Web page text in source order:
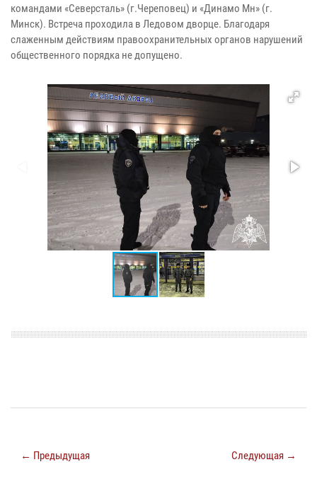
командами «Северсталь» (г.Череповец) и «Динамо Мн» (г.
Минск). Встреча проходила в Ледовом дворце. Благодаря
слаженным действиям правоохранительных органов нарушений
общественного порядка не допущено.
← Предыдущая Следующая →